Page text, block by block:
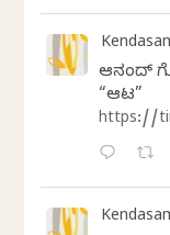
ಆನಂದ್‌
“ಆಟ”
https://